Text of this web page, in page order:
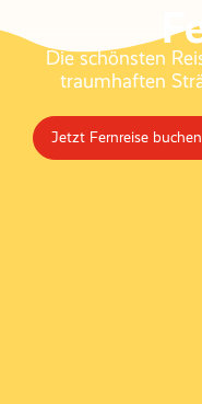
Die schönsten
traumhaften
Jetzt Fernreise buchen